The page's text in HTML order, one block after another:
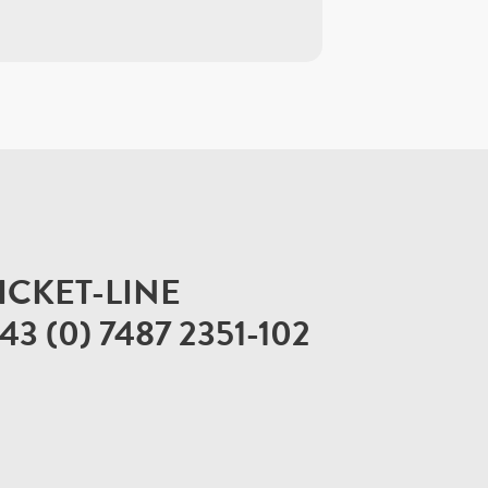
LINE
(0) 7487 2351-102